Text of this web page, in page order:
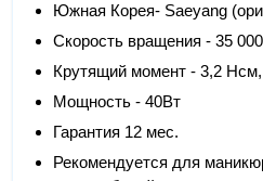
Южная Корея- Saeyang
Скорость вращения - 35
Крутящий момент - 3,2
Мощность - 40Вт
Гарантия 12 мес.
Рекомендуется для